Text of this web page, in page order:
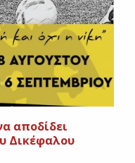
αποδίδει
Δικέφαλου